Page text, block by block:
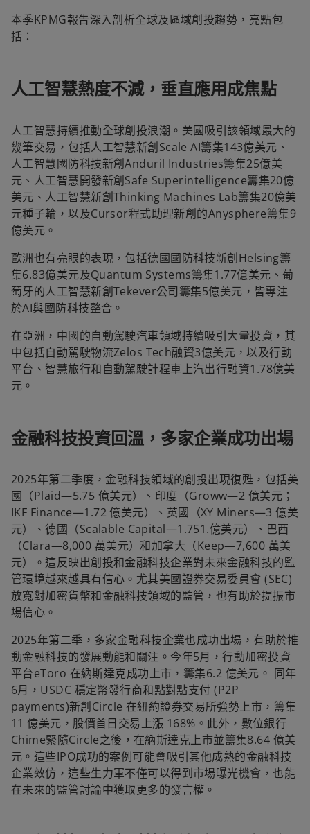
本季KPMG報告深入剖析全球及區域創投趨勢，亮點包
括：
人工智慧熱度不減，垂直應用成焦點
人工智慧持續推動全球創投浪潮。美國吸引該領域最大的
幾筆交易，包括人工智慧新創Scale AI籌集143億美元、
人工智慧國防科技新創Anduril Industries籌集25億美
元、人工智慧開發新創Safe Superintelligence籌集20億
美元、人工智慧新創Thinking Machines Lab籌集20億美
元種子輪，以及Cursor程式助理新創的Anysphere籌集9
億美元。
歐洲也有亮眼的表現，包括德國國防科技新創Helsing籌
集6.83億美元及Quantum Systems籌集1.77億美元、葡
萄牙的人工智慧新創Tekever公司籌集5億美元，皆專注
於AI與國防科技整合。
在亞洲，中國的自動駕駛汽車領域持續吸引大量投資，其
中包括自動駕駛物流Zelos Tech融資3億美元，以及行動
平台、智慧旅行和自動駕駛計程車上汽出行融資1.78億美
元。
金融科技投資回溫，多家企業成功出場
2025年第二季度，金融科技領域的創投出現復甦，包括美
國（Plaid—5.75 億美元）、印度（Groww—2 億美元；
IKF Finance—1.72 億美元）、英國（XY Miners—3 億美
元）、德國（Scalable Capital—1.751.億美元）、巴西
（Clara—8,000 萬美元）和加拿大（Keep—7,600 萬美
元）。這反映出創投和金融科技企業對未來金融科技的監
管環境越來越具有信心。尤其美國證券交易委員會 (SEC)
放寬對加密貨幣和金融科技領域的監管，也有助於提振市
場信心。
2025年第二季，多家金融科技企業也成功出場，有助於推
動金融科技的發展動能和關注。今年5月，行動加密投資
平台eToro 在納斯達克成功上市，籌集6.2 億美元。 同年
6月，USDC 穩定幣發行商和點對點支付 (P2P
payments)新創Circle 在紐約證券交易所強勢上市，籌集
11 億美元，股價首日交易上漲 168%。此外，數位銀行
Chime緊隨Circle之後，在納斯達克上市並籌集8.64 億美
元。這些IPO成功的案例可能會吸引其他成熟的金融科技
企業效仿，這些生力軍不僅可以得到市場曝光機會，也能
在未來的監管討論中獲取更多的發言權。